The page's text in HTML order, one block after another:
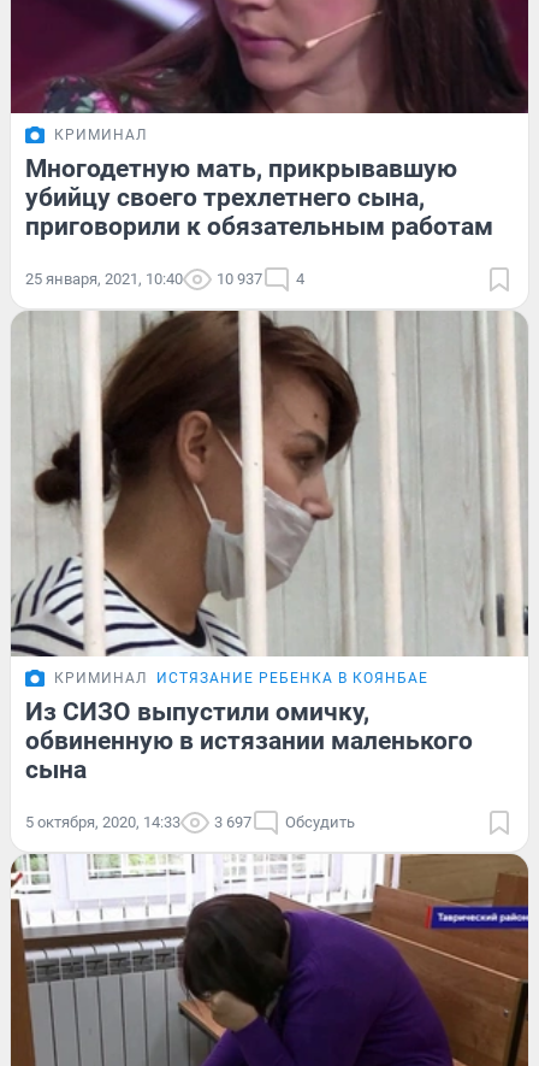
КРИМИНАЛ
Многодетную мать, прикрывавшую
убийцу своего трехлетнего сына,
приговорили к обязательным работам
25 января, 2021, 10:40 10 937 4
КРИМИНАЛ ИСТЯЗАНИЕ РЕБЕНКА В КОЯНБАЕ
Из СИЗО выпустили омичку,
обвиненную в истязании маленького
сына
5 октября, 2020, 14:33 3 697 Обсудить